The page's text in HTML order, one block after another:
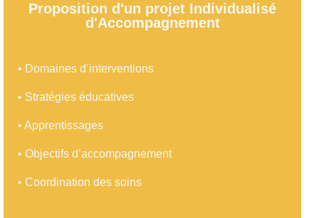
Proposition d'un projet Individualisé
d'Accompagnement
• Domaines d’interventions
• Stratégies éducatives
• Apprentissages
• Objectifs d’accompagnement
• Coordination des soins